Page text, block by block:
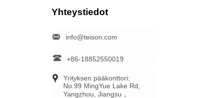
Yhteystiedot
 info@teison.com
 +86-18852550019

Yrityksen pääkonttori:
No.99 MingYue Lake Rd,
Yangzhou, Jiangsu，